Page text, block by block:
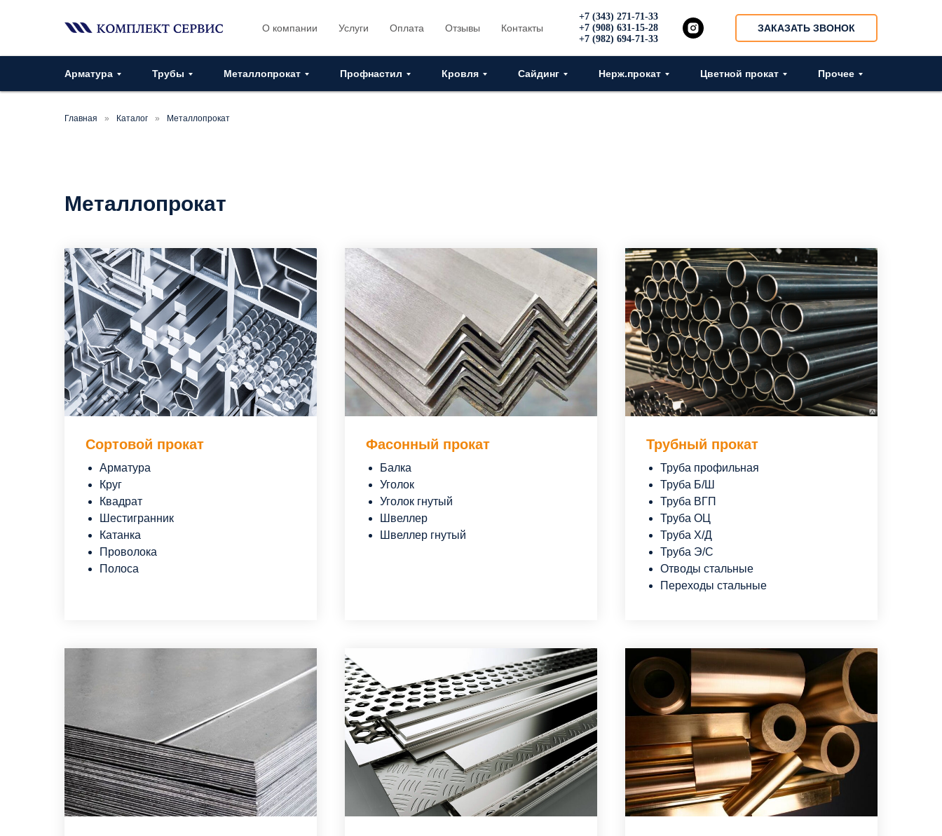
О компании Услуги Оплата Отзывы Контакты
+7 (343) 271-71-33
+7 (908) 631-15-28
+7 (982) 694-71-33
ЗАКАЗАТЬ ЗВОНОК
Арматура Трубы Металлопрокат Профнастил Кровля Сайдинг Нерж.прокат Цветной прокат Прочее
Главная » Каталог » Металлопрокат
Металлопрокат
Сортовой прокат
Арматура
Круг
Квадрат
Шестигранник
Катанка
Проволока
Полоса
Фасонный прокат
Балка
Уголок
Уголок гнутый
Швеллер
Швеллер гнутый
Трубный прокат
Труба профильная
Труба Б/Ш
Труба ВГП
Труба ОЦ
Труба Х/Д
Труба Э/С
Отводы стальные
Переходы стальные